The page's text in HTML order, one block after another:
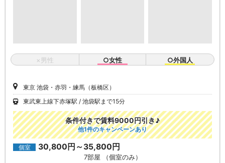
×男性 ○女性 ○外国人
東京 池袋・赤羽・練馬（板橋区）
東武東上線下赤塚駅
池袋駅まで15分
条件付きで賃料9000円引き♪
他1件のキャンペーンあり
個室 30,800円～35,800円
7部屋 （個室のみ）